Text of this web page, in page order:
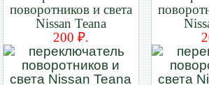
поворотников и света
Nissan Teana
200 ₽.